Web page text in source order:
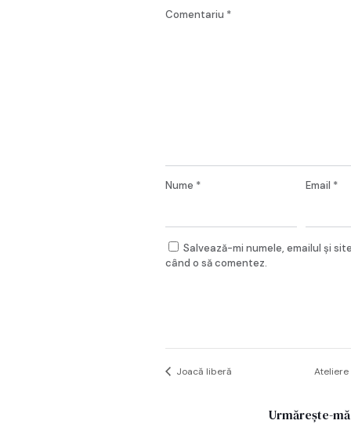
Comentariu *
Nume * Email *
Salvează-mi numele, emailul și
când o să comentez.
Joacă liberă Ateliere
Urmărește-mă